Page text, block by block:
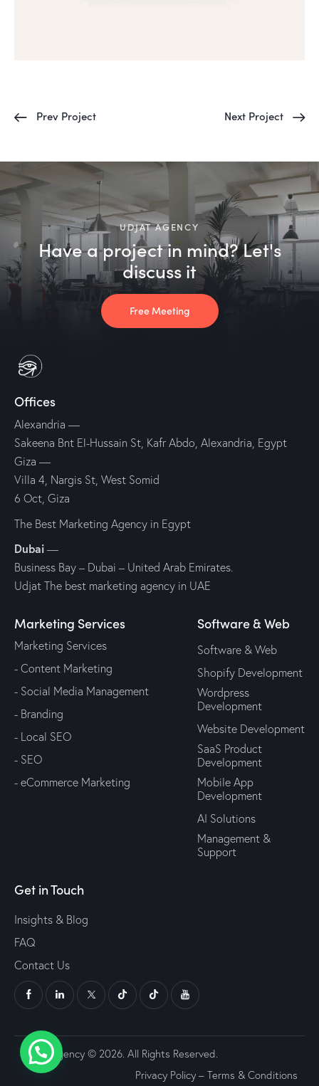
Prev Project Next Project
UDJAT AGENCY
Have a project in mind? Let's
discuss it
Free Meeting
Offices
Alexandria —
Sakeena Bnt El-Hussain St, Kafr Abdo, Alexandria, Egypt
Giza —
Villa 4, Nargis St, West Somid
6 Oct, Giza
The Best Marketing Agency in Egypt
Dubai —
Business Bay – Dubai – United Arab Emirates.
Udjat The best marketing agency in UAE
Marketing Services
Marketing Services
- Content Marketing
- Social Media Management
- Branding
- Local SEO
- SEO
- eCommerce Marketing
Software & Web
Software & Web
Shopify Development
Wordpress
Development
Website Development
SaaS Product
Development
Mobile App
Development
AI Solutions
Management &
Support
Get in Touch
Insights & Blog
FAQ
Contact Us
Udjat Agency © 2026. All Rights Reserved.
Privacy Policy – Terms & Conditions